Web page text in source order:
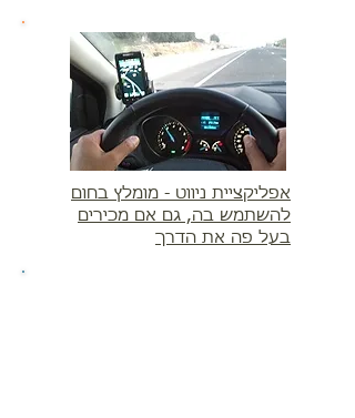
אפליקציית ניווט - מומלץ בחום
להשתמש בה, גם אם מכירים
בעל פה את הדרך